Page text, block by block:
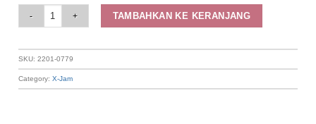
TAMBAHKAN KE KERANJANG
SKU:2201-0779
Category:X-Jam